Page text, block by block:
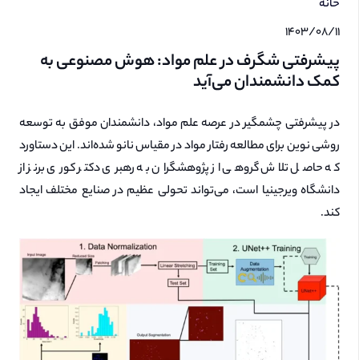
خانه
۱۴۰۳/۰۸/۱۱
پیشرفتی شگرف در علم مواد: هوش مصنوعی به
کمک دانشمندان می‌آید
در پیشرفتی چشمگیر در عرصه علم مواد، دانشمندان موفق به توسعه
روشی نوین برای مطالعه رفتار مواد در مقیاس نانو شده‌اند. این دستاورد
که حاصل تلاش گروهی از پژوهشگران به رهبری دکتر کوری برنز از
دانشگاه ویرجینیا است، می‌تواند تحولی عظیم در صنایع مختلف ایجاد
کند.